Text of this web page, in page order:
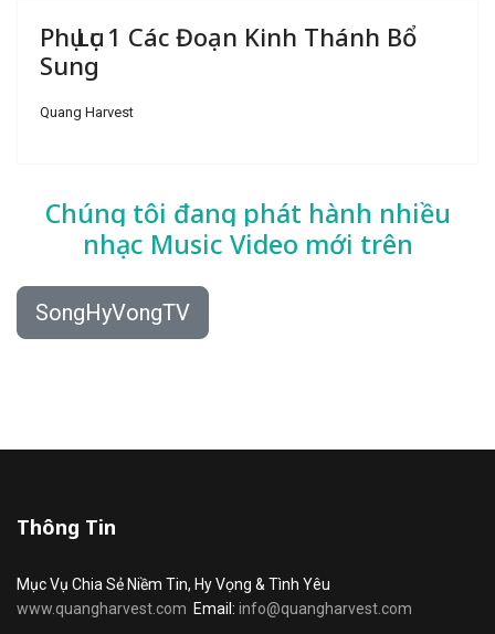
Phụ Lục 1 Các Đoạn Kinh Thánh Bổ
Sung
Quang Harvest
Chúng tôi đang phát hành nhiều
nhạc Music Video mới trên
SongHyVongTV
Thông Tin
Mục Vụ Chia Sẻ Niềm Tin, Hy Vọng & Tình Yêu
www.quangharvest.com Email: info@quangharvest.com